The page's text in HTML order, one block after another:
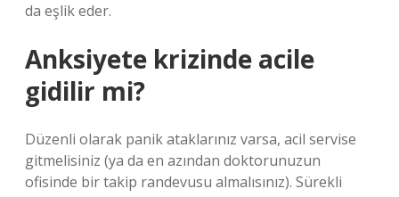
da eşlik eder.
Anksiyete krizinde acile
gidilir mi?
Düzenli olarak panik ataklarınız varsa, acil servise
gitmelisiniz (ya da en azından doktorunuzun
ofisinde bir takip randevusu almalısınız). Sürekli